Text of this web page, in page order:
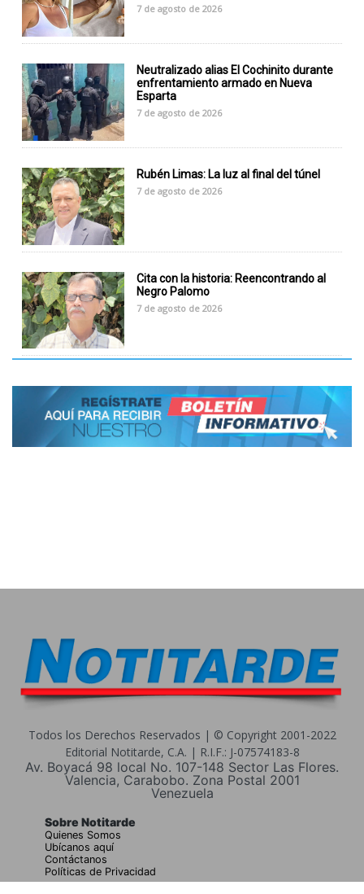
7 de agosto de 2026
Neutralizado alias El Cochinito durante
enfrentamiento armado en Nueva
Esparta
7 de agosto de 2026
Rubén Limas: La luz al final del túnel
7 de agosto de 2026
Cita con la historia: Reencontrando al
Negro Palomo
7 de agosto de 2026
Todos los Derechos Reservados | © Copyright 2001-2022
Editorial Notitarde, C.A. | R.I.F.: J-07574183-8
Av. Boyacá 98 local No. 107-148 Sector Las Flores.
Valencia, Carabobo. Zona Postal 2001
Venezuela
Sobre Notitarde
Quienes Somos
Ubícanos aquí
Contáctanos
Políticas de Privacidad